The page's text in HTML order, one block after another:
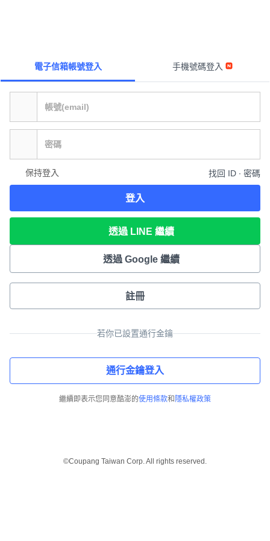
電子信箱帳號登入 手機號碼登入
保持登入 找回 ID ∙ 密碼
登入
透過 LINE 繼續
透過 Google 繼續
註冊
若你已設置通行金鑰
通行金鑰登入
繼續即表示您同意酷澎的使用條款和 隱私權政策
©Coupang Taiwan Corp. All rights reserved.